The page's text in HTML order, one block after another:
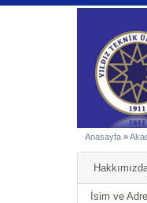
Anasayfa »
İsim ve